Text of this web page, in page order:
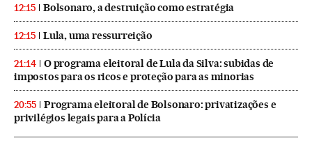
12:15 Bolsonaro, a destruição como estratégia
12:15 Lula, uma ressurreição
21:14
O programa eleitoral de Lula da Silva: subidas de
impostos para os ricos e proteção para as minorias
20:55
Programa eleitoral de Bolsonaro: privatizações e
privilégios legais para a Polícia